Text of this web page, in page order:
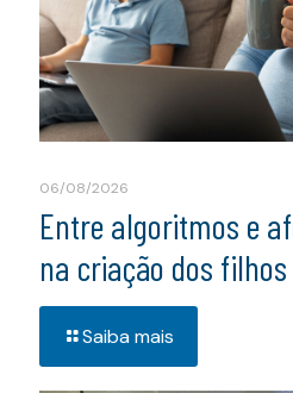
06/08/2026
Entre algoritmos e
na criação dos filhos
Saiba mais